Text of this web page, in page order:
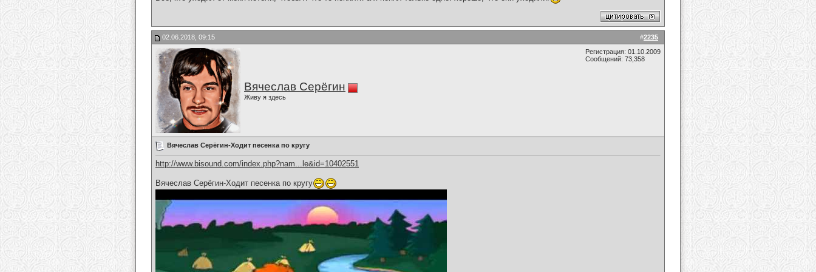
#2235
02.06.2018, 09:15
Вячеслав Серёгин
Живу я здесь
Регистрация: 01.10.2009
Сообщений: 73,358
Вячеслав Серёгин-Ходит песенка по кругу
http://www.bisound.com/index.php?nam...le&id=10402551
Вячеслав Серёгин-Ходит песенка по кругу